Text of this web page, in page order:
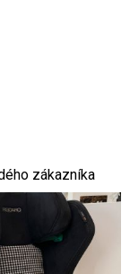
zákazníka